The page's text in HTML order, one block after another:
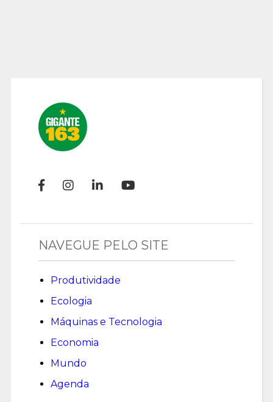
NAVEGUE PELO SITE
Produtividade
Ecologia
Máquinas e Tecnologia
Economia
Mundo
Agenda